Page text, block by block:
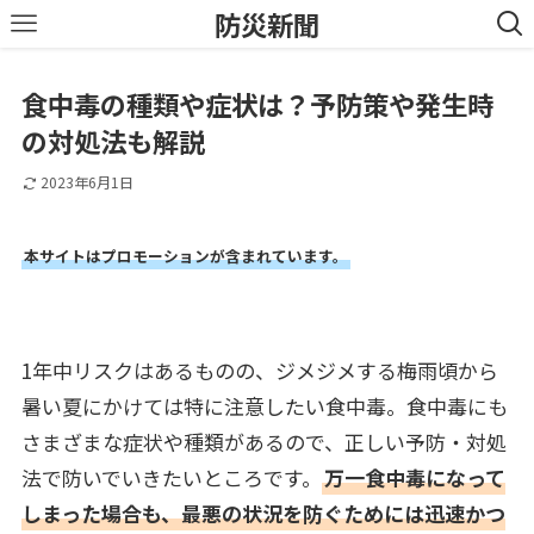
防災新聞
食中毒の種類や症状は？予防策や発生時
の対処法も解説
2023年6月1日
本サイトはプロモーションが含まれています。
1年中リスクはあるものの、ジメジメする梅雨頃から
暑い夏にかけては特に注意したい食中毒。食中毒にも
さまざまな症状や種類があるので、正しい予防・対処
法で防いでいきたいところです。 万一食中毒になって
しまった場合も、最悪の状況を防ぐためには迅速かつ